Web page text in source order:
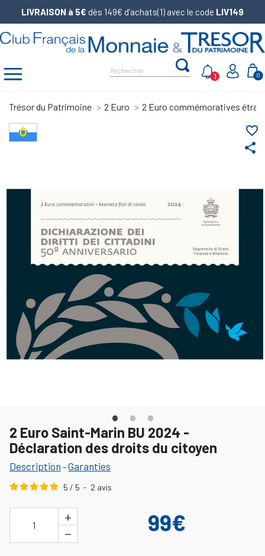
LIVRAISON à 5€ dès 149€ d’achats(1) avec le code LIV149
0
1
Trésor du Patrimoine 2 Euro 2 Euro commémoratives
share
favorite_border
2 Euro Saint-Marin BU 2024 -
Déclaration des droits du citoyen
Description -Garanties
5 / 5 - 2 avis
1
+
−
99€